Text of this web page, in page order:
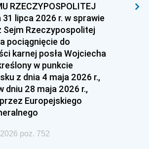
RZECZYPOSPOLITEJ
31 lipca 2026 r. w sprawie
Sejm Rzeczypospolitej
pociągnięcie do
karnej posła Wojciecha
w punkcie
z dnia 4 maja 2026 r.,
dniu 28 maja 2026 r.,
Europejskiego
poz. 752